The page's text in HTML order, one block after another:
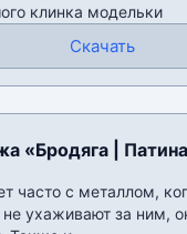
клинка модельки
Скачать
«Бродяга |
часто с металлом,
не ухаживают за ним,